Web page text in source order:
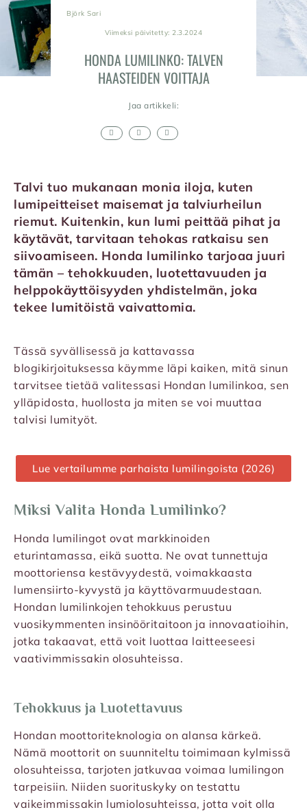
Björk Sari
Viimeksi päivitetty: 2.3.2024
HONDA LUMILINKO: TALVEN
HAASTEIDEN VOITTAJA
Jaa artikkeli:
Talvi tuo mukanaan monia iloja, kuten
lumipeitteiset maisemat ja talviurheilun
riemut. Kuitenkin, kun lumi peittää pihat ja
käytävät, tarvitaan tehokas ratkaisu sen
siivoamiseen. Honda lumilinko tarjoaa juuri
tämän – tehokkuuden, luotettavuuden ja
helppokäyttöisyyden yhdistelmän, joka
tekee lumitöistä vaivattomia.
Tässä syvällisessä ja kattavassa
blogikirjoituksessa käymme läpi kaiken, mitä sinun
tarvitsee tietää valitessasi Hondan lumilinkoa, sen
ylläpidosta, huollosta ja miten se voi muuttaa
talvisi lumityöt.
Lue vertailumme parhaista lumilingoista (2026)
Miksi Valita Honda Lumilinko?
Honda lumilingot ovat markkinoiden
eturintamassa, eikä suotta. Ne ovat tunnettuja
moottoriensa kestävyydestä, voimakkaasta
lumensiirto-kyvystä ja käyttövarmuudestaan.
Hondan lumilinkojen tehokkuus perustuu
vuosikymmenten insinööritaitoon ja innovaatioihin,
jotka takaavat, että voit luottaa laitteeseesi
vaativimmissakin olosuhteissa.
Tehokkuus ja Luotettavuus
Hondan moottoriteknologia on alansa kärkeä.
Nämä moottorit on suunniteltu toimimaan kylmissä
olosuhteissa, tarjoten jatkuvaa voimaa lumilingon
tarpeisiin. Niiden suorituskyky on testattu
vaikeimmissakin lumiolosuhteissa, jotta voit olla